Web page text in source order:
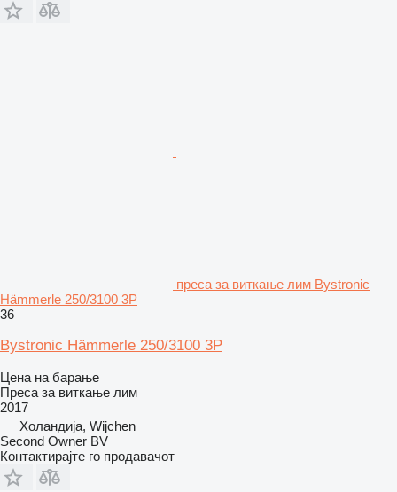
преса за виткање лим Bystronic
Hämmerle 250/3100 3P
36
Bystronic Hämmerle 250/3100 3P
Цена на барање
Преса за виткање лим
2017
Холандија, Wijchen
Second Owner BV
Контактирајте го продавачот